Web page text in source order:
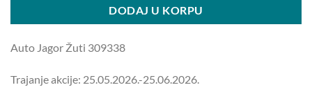
DODAJ U KORPU
Auto Jagor Žuti 309338
Trajanje akcije: 25.05.2026.-25.06.2026.